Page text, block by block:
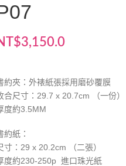
3,150.0
約夾：外裱紙張採用磨砂覆膜
合尺寸：29.7 x 20.7cm （一份）
度約3.5MM
約紙：
寸：29 x 20.2cm （二張）
度約230-250p 進口珠光紙